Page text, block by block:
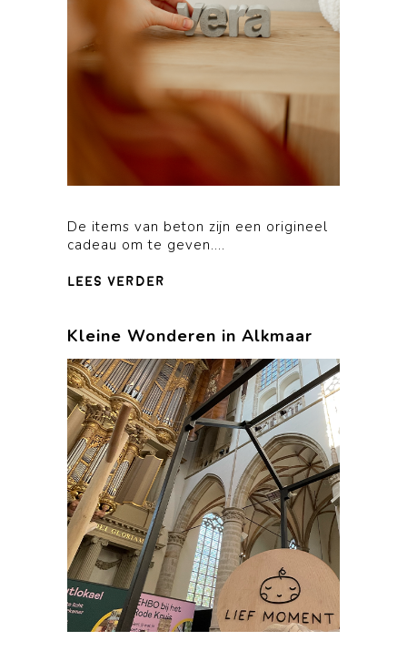
De items van beton zijn een origineel
cadeau om te geven....
lees verder
Kleine Wonderen in Alkmaar